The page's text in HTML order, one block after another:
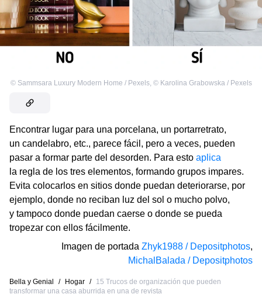
© Sammsara Luxury Modern Home / Pexels, © Karolina Grabowska / Pexels
Encontrar lugar para una porcelana, un portarretrato,
un candelabro, etc., parece fácil, pero a veces, pueden
pasar a formar parte del desorden. Para esto aplica
la regla de los tres elementos, formando grupos impares.
Evita colocarlos en sitios donde puedan deteriorarse, por
ejemplo, donde no reciban luz del sol o mucho polvo,
y tampoco donde puedan caerse o donde se pueda
tropezar con ellos fácilmente.
Imagen de portada Zhyk1988 / Depositphotos,
MichalBalada / Depositphotos
Bella y Genial / Hogar /
15 Trucos de organización que pueden
transformar una casa aburrida en una de revista